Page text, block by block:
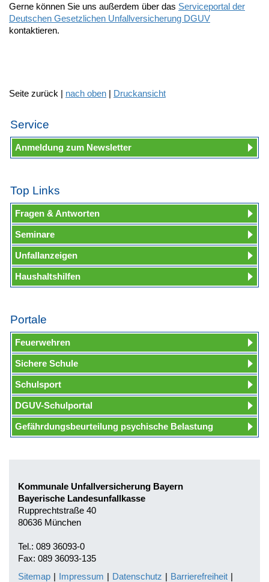
Gerne können Sie uns außerdem über das Serviceportal der
Deutschen Gesetzlichen Unfallversicherung DGUV
kontaktieren.
Seite zurück | nach oben | Druckansicht
Service
Anmeldung zum Newsletter
Top Links
Fragen & Antworten
Seminare
Unfallanzeigen
Haushaltshilfen
Portale
Feuerwehren
Sichere Schule
Schulsport
DGUV-Schulportal
Gefährdungsbeurteilung psychische Belastung
Kommunale Unfallversicherung Bayern
Bayerische Landesunfallkasse
Rupprechtstraße 40
80636 München
Tel.: 089 36093-0
Fax: 089 36093-135
Sitemap | Impressum | Datenschutz | Barrierefreiheit |